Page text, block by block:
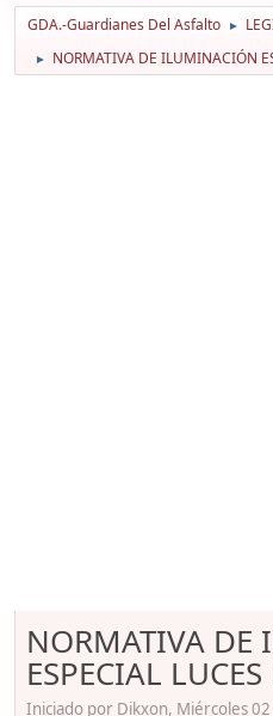
GDA.-Guardianes Del Asfalto ►
► NORMATIVA DE ILUMINACIÓN
NORMATIVA
ESPECIAL LUCES
Iniciado por Dikxon, Miércoles